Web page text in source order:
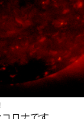
ロナです。